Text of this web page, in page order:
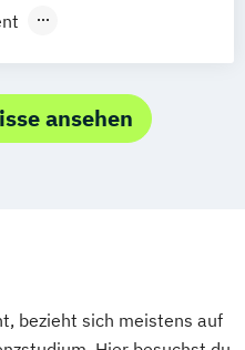
ansehen
bezieht sich meistens auf